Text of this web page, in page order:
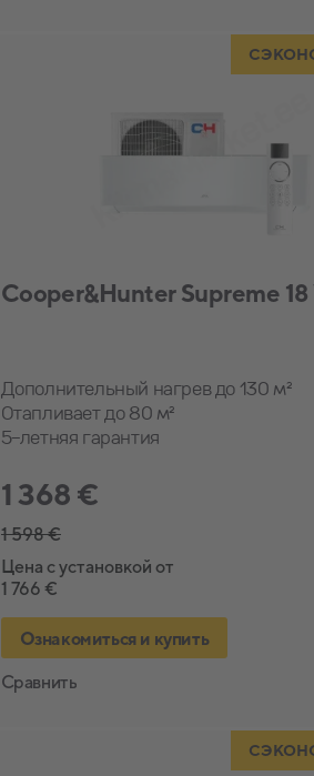
Cooper&Hunter Supreme
Дополнительный нагрев до 130 м²
Отапливает до 80 м²
5-летняя гарантия
1 368 €
1 598 €
Цена с установкой от
1 766 €
Ознакомиться и купить
Сравнить